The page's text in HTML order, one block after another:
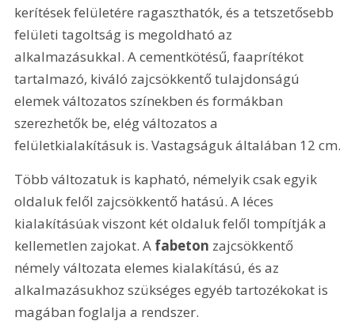
kerítések felületére ragaszthatók, és a tetszetősebb
felületi tagoltság is megoldható az
alkalmazásukkal. A cementkötésű, faaprítékot
tartalmazó, kiváló zajcsökkentő tulajdonságú
elemek változatos színekben és formákban
szerezhetők be, elég változatos a
felületkialakításuk is. Vastagságuk általában 12 cm.
Több változatuk is kapható, némelyik csak egyik
oldaluk felől zajcsökkentő hatású. A léces
kialakításúak viszont két oldaluk felől tompítják a
kellemetlen zajokat. A fabeton zajcsökkentő
némely változata elemes kialakítású, és az
alkalmazásukhoz szükséges egyéb tartozékokat is
magában foglalja a rendszer.